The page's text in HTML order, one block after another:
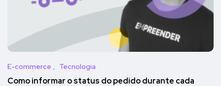
E-commerce Tecnologia
Como informar o status do pedido durante cada